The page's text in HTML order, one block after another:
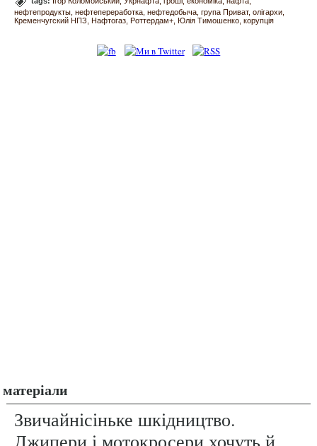
нефтепродукты нефтепереработка нефтедобыча група Приват олігархи
Кременчугский НПЗ
Нафтогаз Роттердам+ Юлія Тимошенко корупція
матеріали
Звичайнісіньке шкідництво.